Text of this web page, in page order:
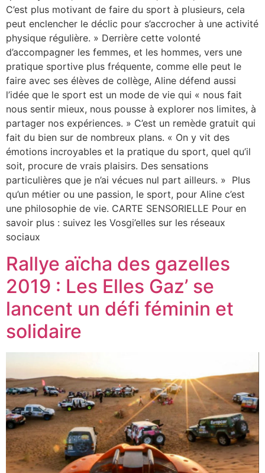
C’est plus motivant de faire du sport à plusieurs, cela
peut enclencher le déclic pour s’accrocher à une activité
physique régulière. » Derrière cette volonté
d’accompagner les femmes, et les hommes, vers une
pratique sportive plus fréquente, comme elle peut le
faire avec ses élèves de collège, Aline défend aussi
l’idée que le sport est un mode de vie qui « nous fait
nous sentir mieux, nous pousse à explorer nos limites, à
partager nos expériences. » C’est un remède gratuit qui
fait du bien sur de nombreux plans. « On y vit des
émotions incroyables et la pratique du sport, quel qu’il
soit, procure de vrais plaisirs. Des sensations
particulières que je n’ai vécues nul part ailleurs. » Plus
qu’un métier ou une passion, le sport, pour Aline c’est
une philosophie de vie. CARTE SENSORIELLE Pour en
savoir plus : suivez les Vosgi’elles sur les réseaux
sociaux
Rallye aïcha des gazelles
2019 : Les Elles Gaz’ se
lancent un défi féminin et
solidaire